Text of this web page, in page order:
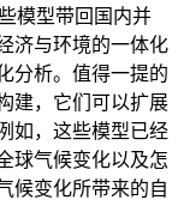
模型带回国内并
济与环境的一体化
分析。值得一提的
建，它们可以扩展
如，这些模型已经
球气候变化以及怎
候变化所带来的自